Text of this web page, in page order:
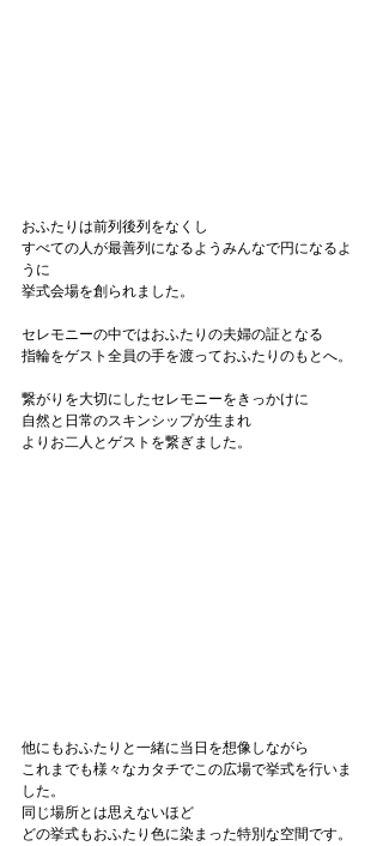
おふたりは前列後列をなくし
すべての人が最善列になるようみんなで円になるよ
うに
挙式会場を創られました。
セレモニーの中ではおふたりの夫婦の証となる
指輪をゲスト全員の手を渡っておふたりのもとへ。
繋がりを大切にしたセレモニーをきっかけに
自然と日常のスキンシップが生まれ
よりお二人とゲストを繋ぎました。
他にもおふたりと一緒に当日を想像しながら
これまでも様々なカタチでこの広場で挙式を行いま
した。
同じ場所とは思えないほど
どの挙式もおふたり色に染まった特別な空間です。